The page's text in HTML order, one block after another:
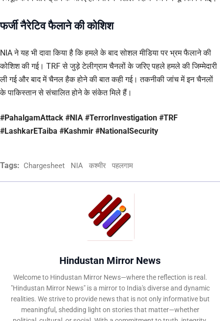
फर्जी नैरेटिव फैलाने की कोशिश
NIA ने यह भी दावा किया है कि हमले के बाद सोशल मीडिया पर भ्रम फैलाने की
कोशिश की गई। TRF से जुड़े टेलीग्राम चैनलों के जरिए पहले हमले की जिम्मेदारी
ली गई और बाद में चैनल हैक होने की बात कही गई। तकनीकी जांच में इन चैनलों
के पाकिस्तान से संचालित होने के संकेत मिले हैं।
#PahalgamAttack #NIA #TerrorInvestigation #TRF
#LashkarETaiba #Kashmir #NationalSecurity
Tags: Chargesheet NIA कश्मीर पहलगाम
Hindustan Mirror News
Welcome to Hindustan Mirror News—where the reflection is real.
"Hindustan Mirror News" is a mirror to India's diverse and dynamic
realities. We strive to provide news that is not only informative but
meaningful, shedding light on stories that matter—whether